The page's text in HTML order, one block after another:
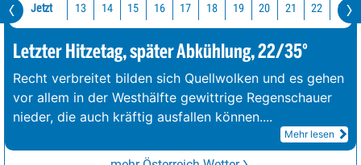
Jetzt 13 14 15 16 17 18 19 20 21 22 23
Letzter Hitzetag, später Abkühlung, 22/35°
Recht verbreitet bilden sich Quellwolken und es gehen
vor allem in der Westhälfte gewittrige Regenschauer
nieder, die auch kräftig ausfallen können....
Mehr lesen